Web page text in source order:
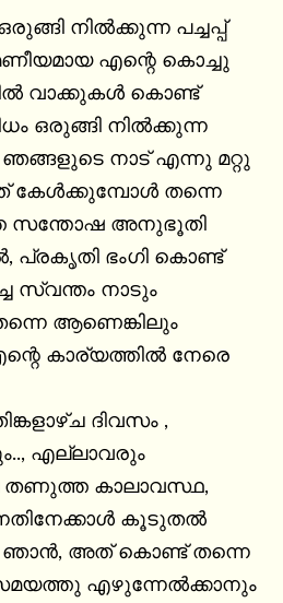
നിൽക്കുന്ന പച്ചപ്പ്‌
എന്റെ കൊച്ചു
വാക്കുകൾ കൊണ്ട്
ഒരുങ്ങി നിൽക്കുന്ന
നാട് എന്നു മറ്റു
കേൾക്കുമ്പോൾ തന്നെ
സന്തോഷ അനുഭൂതി
പ്രകൃതി ഭംഗി കൊണ്ട്
സ്വന്തം നാടും
ആണെങ്കിലും
കാര്യത്തിൽ നേരെ
ദിവസം ,
എല്ലാവരും
തണുത്ത കാലാവസ്ഥ,
കൂടുതൽ
ഞാൻ, അത് കൊണ്ട് തന്നെ
സമയത്തു എഴുന്നേൽക്കാനും